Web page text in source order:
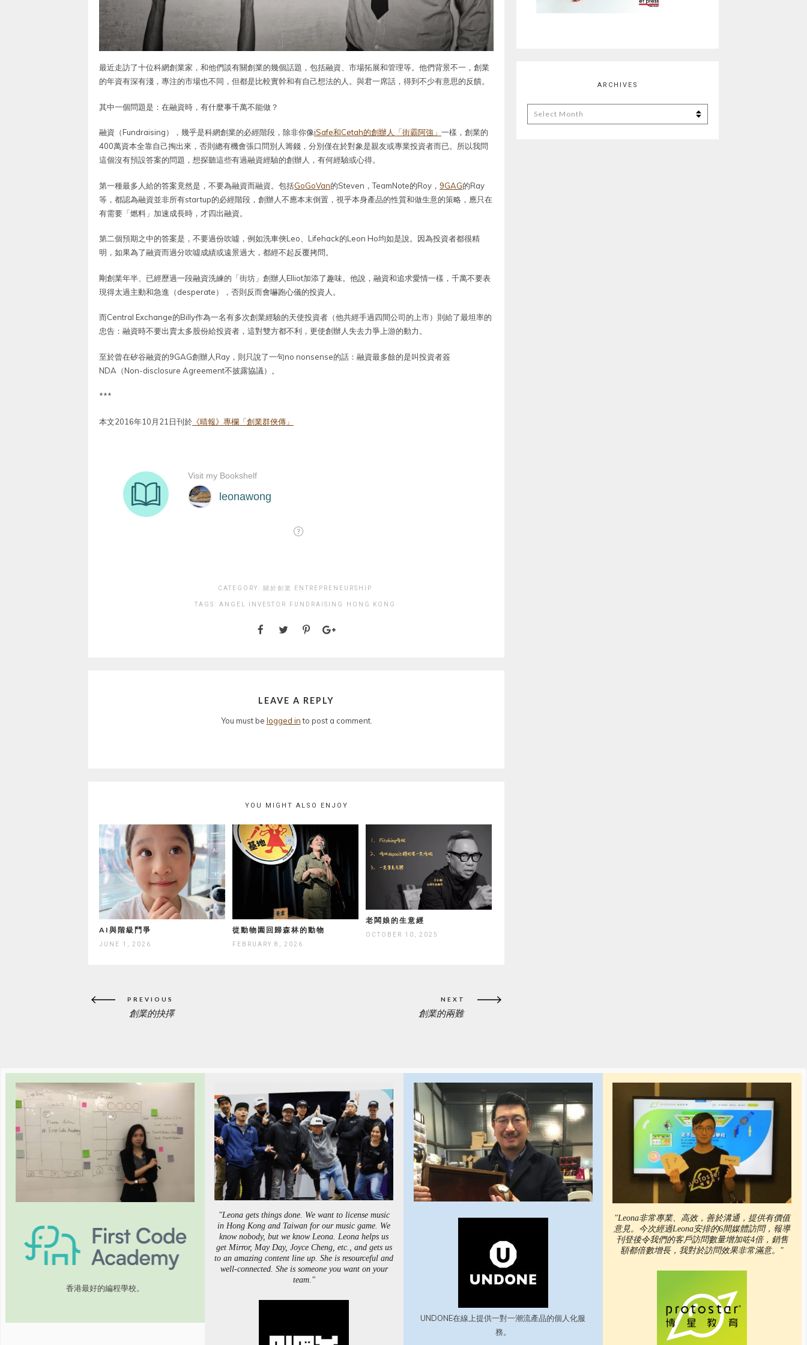
最近走訪了十位科網創業家，和他們談有關創業的幾個話題，包括融資、市場拓展和管理等。他們背景不一，創業
的年資有深有淺，專注的市場也不同，但都是比較實幹和有自己想法的人。與君一席話，得到不少有意思的反饋。
其中一個問題是：在融資時，有什麼事千萬不能做？
融資（Fundraising），幾乎是科網創業的必經階段，除非你像iSafe和Cetah的創辦人「街霸阿強」 一樣，創業的
400萬資本全靠自己掏出來，否則總有機會張口問別人籌錢，分別僅在於對象是親友或專業投資者而已。所以我問
這個沒有預設答案的問題，想探聽這些有過融資經驗的創辦人，有何經驗或心得。
第一種最多人給的答案竟然是，不要為融資而融資。包括GoGoVan的Steven，TeamNote的Roy， 9GAG的Ray
等，都認為融資並非所有startup的必經階段，創辦人不應本末倒置，視乎本身產品的性質和做生意的策略，應只在
有需要「燃料」加速成長時，才四出融資。
第二個預期之中的答案是，不要過份吹噓，例如洗車俠Leo、Lifehack的Leon Ho均如是說。因為投資者都很精
明，如果為了融資而過分吹噓成績或遠景過大，都經不起反覆拷問。
剛創業年半、已經歷過一段融資洗練的「街坊」創辦人Elliot加添了趣味。他說，融資和追求愛情一樣，千萬不要表
現得太過主動和急進（desperate），否則反而會嚇跑心儀的投資人。
而Central Exchange的Billy作為一名有多次創業經驗的天使投資者（他共經手過四間公司的上市）則給了最坦率的
忠告：融資時不要出賣太多股份給投資者，這對雙方都不利，更使創辦人失去力爭上游的動力。
至於曾在矽谷融資的9GAG創辦人Ray，則只說了一句no nonsense的話：融資最多餘的是叫投資者簽
NDA（Non-disclosure Agreement不披露協議）。
***
本文2016年10月21日刊於 《晴報》專欄「創業群俠傳」
CATEGORY: 關於創業 ENTREPRENEURSHIP
TAGS: ANGEL INVESTOR FUNDRAISING HONG KONG
LEAVE A REPLY
You must be logged into post a comment.
YOU MIGHT ALSO ENJOY
AI與階級鬥爭
JUNE 1, 2026
從動物園回歸森林的動物
FEBRUARY 8, 2026
老闆娘的生意經
OCTOBER 10, 2025
PREVIOUS
PREVIOUS創業的抉擇
NEXT
創業的兩難
ARCHIVES
Archives
香港最好的編程學校。
"Leona gets things done. We want to license music
in Hong Kong and Taiwan for our music game. We
know nobody, but we know Leona. Leona helps us
get Mirror, May Day, Joyce Cheng, etc., and gets us
to an amazing content line up. She is resourceful and
well-connected. She is someone you want on your
team."
UNDONE在線上提供一對一潮流產品的個人化服
務。
"Leona非常專業、高效，善於溝通，提供有價值
意見。今次經過Leona安排的6間媒體訪問，報導
刊登後令我們的客戶訪問數量增加咗4倍，銷售
額都倍數增長，我對於訪問效果非常滿意。"